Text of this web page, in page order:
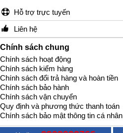
Hỗ trợ trực tuyến
Liên hệ
Chính sách chung
Chính sách hoạt động
Chính sách kiểm hàng
Chính sách đổi trả hàng và hoàn tiền
Chính sách bảo hành
Chính sách vận chuyển
Quy định và phương thức thanh toán
Chính sách bảo mật thông tin cá nhân